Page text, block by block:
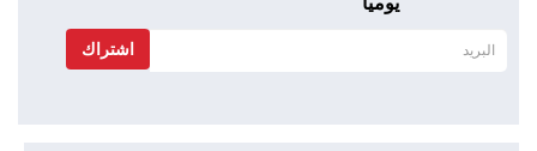
اشتراك